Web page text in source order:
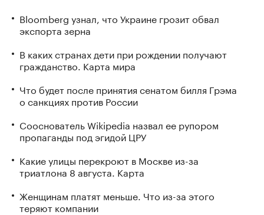
Bloomberg узнал, что Украине грозит обвал
экспорта зерна
В каких странах дети при рождении получают
гражданство. Карта мира
Что будет после принятия сенатом билля Грэма
о санкциях против России
Сооснователь Wikipedia назвал ее рупором
пропаганды под эгидой ЦРУ
Какие улицы перекроют в Москве из-за
триатлона 8 августа. Карта
Женщинам платят меньше. Что из-за этого
теряют компании